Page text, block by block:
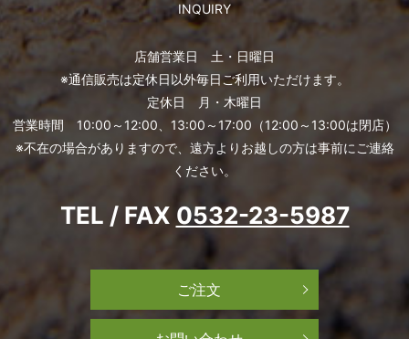
INQUIRY
店舗営業日 土・日曜日
※通信販売は定休日以外毎日ご利用いただけます。
定休日 月・木曜日
営業時間 10:00～12:00、13:00～17:00（12:00～13:00は閉店）
※不在の場合がありますので、遠方よりお越しの方は事前にご連絡
ください。
TEL / FAX 0532-23-5987
ご注文